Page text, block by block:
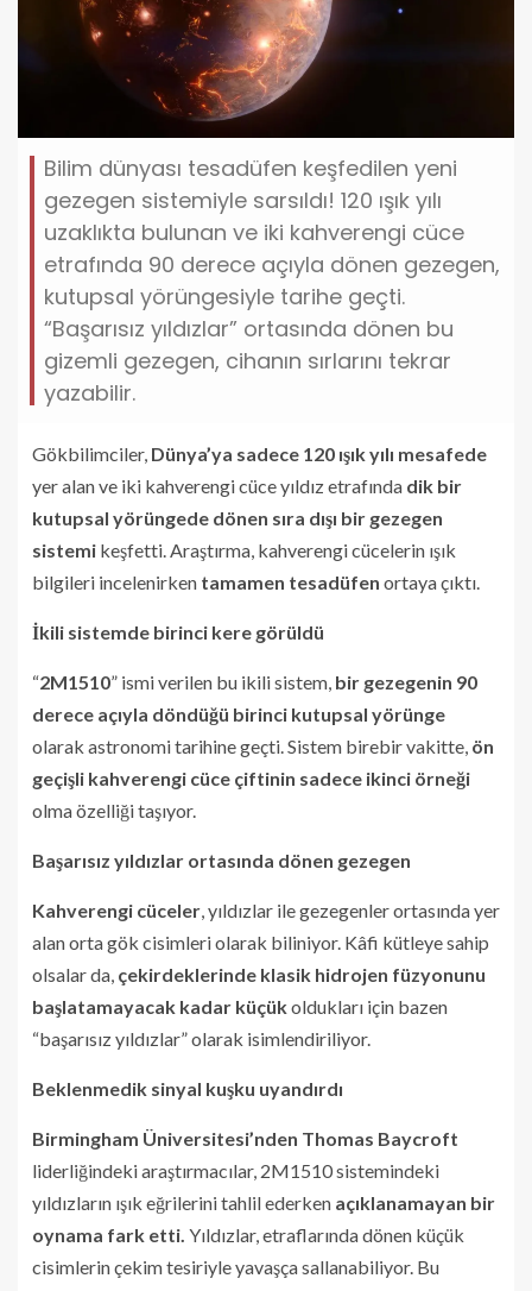
Bilim dünyası tesadüfen keşfedilen yeni
gezegen sistemiyle sarsıldı! 120 ışık yılı
uzaklıkta bulunan ve iki kahverengi cüce
etrafında 90 derece açıyla dönen gezegen,
kutupsal yörüngesiyle tarihe geçti.
“Başarısız yıldızlar” ortasında dönen bu
gizemli gezegen, cihanın sırlarını tekrar
yazabilir.
Gökbilimciler, Dünya’ya sadece 120 ışık yılı mesafede
yer alan ve iki kahverengi cüce yıldız etrafında dik bir
kutupsal yörüngede dönen sıra dışı bir gezegen
sistemi keşfetti. Araştırma, kahverengi cücelerin ışık
bilgileri incelenirken tamamen tesadüfen ortaya çıktı.
İkili sistemde birinci kere görüldü
“2M1510” ismi verilen bu ikili sistem, bir gezegenin 90
derece açıyla döndüğü birinci kutupsal yörünge
olarak astronomi tarihine geçti. Sistem birebir vakitte, ön
geçişli kahverengi cüce çiftinin sadece ikinci örneği
olma özelliği taşıyor.
Başarısız yıldızlar ortasında dönen gezegen
Kahverengi cüceler, yıldızlar ile gezegenler ortasında yer
alan orta gök cisimleri olarak biliniyor. Kâfi kütleye sahip
olsalar da, çekirdeklerinde klasik hidrojen füzyonunu
başlatamayacak kadar küçükoldukları için bazen
“başarısız yıldızlar” olarak isimlendiriliyor.
Beklenmedik sinyal kuşku uyandırdı
Birmingham Üniversitesi’nden Thomas Baycroft
liderliğindeki araştırmacılar, 2M1510 sistemindeki
yıldızların ışık eğrilerini tahlil ederken açıklanamayan bir
oynama fark etti. Yıldızlar, etraflarında dönen küçük
cisimlerin çekim tesiriyle yavaşça sallanabiliyor. Bu